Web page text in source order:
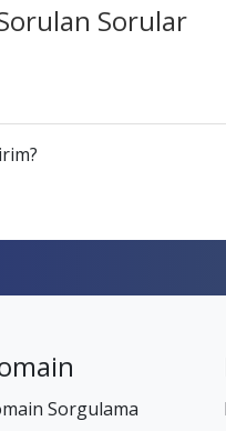
Sorular
Sorgulama